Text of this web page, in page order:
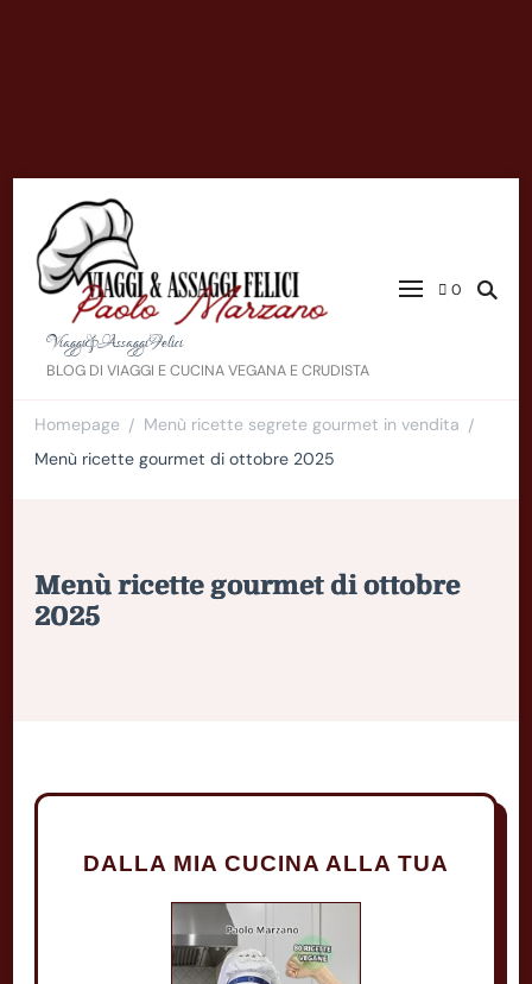
Viaggi&AssaggiFelici
BLOG DI VIAGGI E CUCINA VEGANA E CRUDISTA
0
Homepage / Menù ricette segrete gourmet in vendita /
Menù ricette gourmet di ottobre 2025
Menù ricette gourmet di ottobre
2025
DALLA MIA CUCINA ALLA TUA